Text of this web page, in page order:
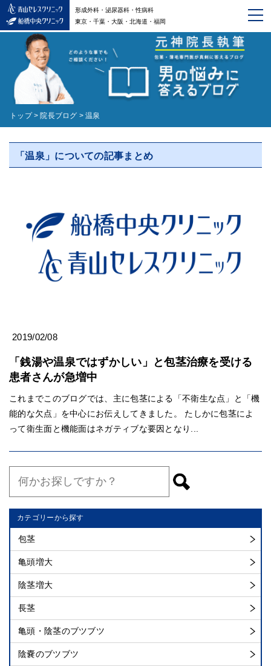
形成外科・泌尿器科・性病科
東京・千葉・大阪・北海道・福岡
トップ > 院長ブログ > 温泉
「温泉」についての記事まとめ
2019/02/08
「銭湯や温泉ではずかしい」と包茎治療を受ける
患者さんが急増中
これまでこのブログでは、主に包茎による「不衛生な点」と「機
能的な欠点」を中心にお伝えしてきました。 たしかに包茎によ
って衛生面と機能面はネガティブな要因となり...
カテゴリーから探す
包茎
亀頭増大
陰茎増大
長茎
亀頭・陰茎のブツブツ
陰嚢のブツブツ